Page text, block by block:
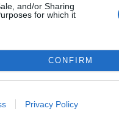
and/or Sharing
for which it
CONFIRM
Privacy Policy